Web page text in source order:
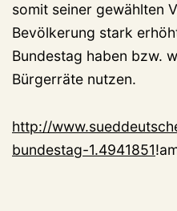
somit seiner gewählten
Bevölkerung stark
Bundestag haben bzw.
Bürgerräte nutzen.
http://
bundestag-1.4941851